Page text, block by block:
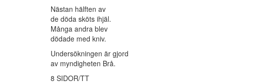
Nästan hälften av
de döda sköts ihjäl.
Många andra blev
dödade med kniv.
Undersökningen är gjord
av myndigheten Brå.
8 SIDOR/TT